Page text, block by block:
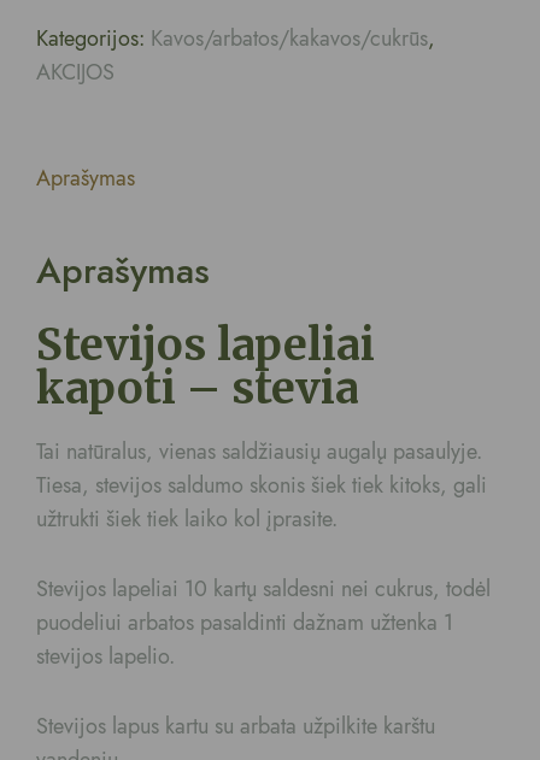
Kategorijos: Kavos/arbatos/kakavos/cukrūs,
AKCIJOS
Aprašymas
Aprašymas
Stevijos lapeliai
kapoti – stevia
Tai natūralus, vienas saldžiausių augalų pasaulyje.
Tiesa, stevijos saldumo skonis šiek tiek kitoks, gali
užtrukti šiek tiek laiko kol įprasite.
Stevijos lapeliai 10 kartų saldesni nei cukrus, todėl
puodeliui arbatos pasaldinti dažnam užtenka 1
stevijos lapelio.
Stevijos lapus kartu su arbata užpilkite karštu